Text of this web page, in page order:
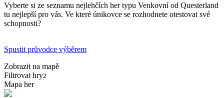
Vyberte si ze seznamu nejlehčích her typu Venkovní od Questerland
tu nejlepší pro vás. Ve které únikovce se rozhodnete otestovat své
schopnosti?
Spustit průvodce výběrem
Zobrazit na mapě
Filtrovat hry2
Mapa her